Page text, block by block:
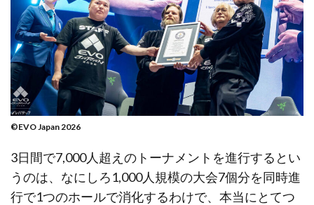
©EVO Japan 2026
3日間で7,000人超えのトーナメントを進行するとい
うのは、なにしろ1,000人規模の大会7個分を同時進
行で1つのホールで消化するわけで、本当にとてつ